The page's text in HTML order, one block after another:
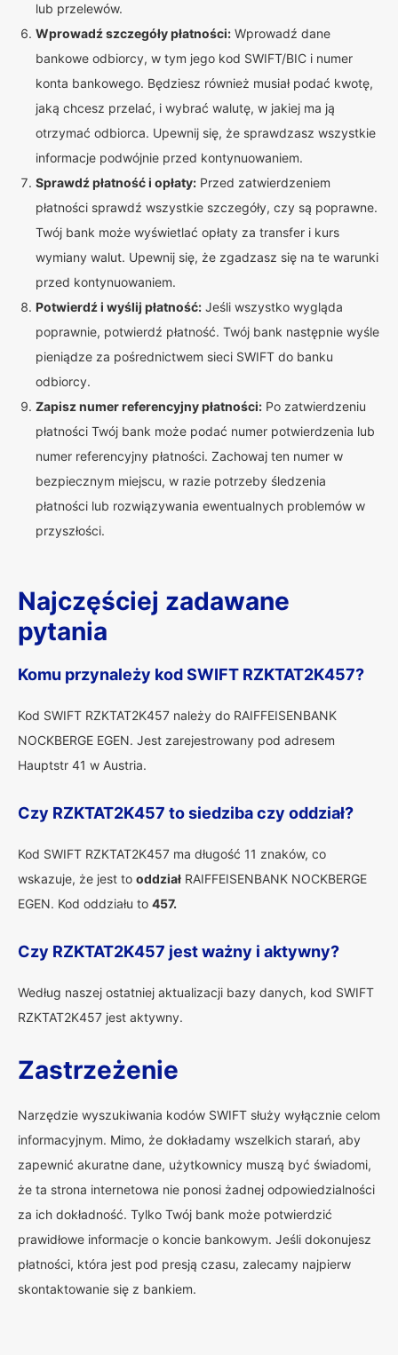
lub przelewów.
Wprowadź szczegóły płatności: Wprowadź dane
bankowe odbiorcy, w tym jego kod SWIFT/BIC i numer
konta bankowego. Będziesz również musiał podać kwotę,
jaką chcesz przelać, i wybrać walutę, w jakiej ma ją
otrzymać odbiorca. Upewnij się, że sprawdzasz wszystkie
informacje podwójnie przed kontynuowaniem.
Sprawdź płatność i opłaty: Przed zatwierdzeniem
płatności sprawdź wszystkie szczegóły, czy są poprawne.
Twój bank może wyświetlać opłaty za transfer i kurs
wymiany walut. Upewnij się, że zgadzasz się na te warunki
przed kontynuowaniem.
Potwierdź i wyślij płatność: Jeśli wszystko wygląda
poprawnie, potwierdź płatność. Twój bank następnie wyśle
pieniądze za pośrednictwem sieci SWIFT do banku
odbiorcy.
Zapisz numer referencyjny płatności: Po zatwierdzeniu
płatności Twój bank może podać numer potwierdzenia lub
numer referencyjny płatności. Zachowaj ten numer w
bezpiecznym miejscu, w razie potrzeby śledzenia
płatności lub rozwiązywania ewentualnych problemów w
przyszłości.
Najczęściej zadawane
pytania
Komu przynależy kod SWIFT RZKTAT2K457?
Kod SWIFT RZKTAT2K457 należy do RAIFFEISENBANK
NOCKBERGE EGEN. Jest zarejestrowany pod adresem
Hauptstr 41 w Austria.
Czy RZKTAT2K457 to siedziba czy oddział?
Kod SWIFT RZKTAT2K457 ma długość 11 znaków, co
wskazuje, że jest to oddział RAIFFEISENBANK NOCKBERGE
EGEN. Kod oddziału to 457.
Czy RZKTAT2K457 jest ważny i aktywny?
Według naszej ostatniej aktualizacji bazy danych, kod SWIFT
RZKTAT2K457 jest aktywny.
Zastrzeżenie
Narzędzie wyszukiwania kodów SWIFT służy wyłącznie celom
informacyjnym. Mimo, że dokładamy wszelkich starań, aby
zapewnić akuratne dane, użytkownicy muszą być świadomi,
że ta strona internetowa nie ponosi żadnej odpowiedzialności
za ich dokładność. Tylko Twój bank może potwierdzić
prawidłowe informacje o koncie bankowym. Jeśli dokonujesz
płatności, która jest pod presją czasu, zalecamy najpierw
skontaktowanie się z bankiem.